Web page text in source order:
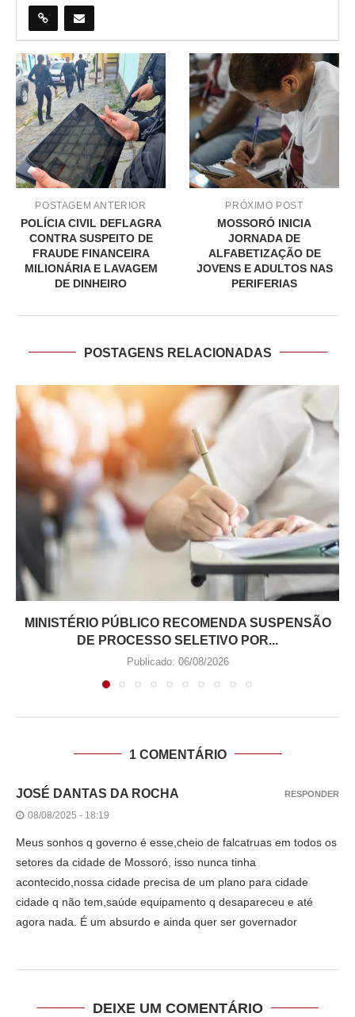
POSTAGEM ANTERIOR
POLÍCIA CIVIL DEFLAGRA
CONTRA SUSPEITO DE
FRAUDE FINANCEIRA
MILIONÁRIA E LAVAGEM
DE DINHEIRO
PRÓXIMO POST
MOSSORÓ INICIA
JORNADA DE
ALFABETIZAÇÃO DE
JOVENS E ADULTOS NAS
PERIFERIAS
POSTAGENS RELACIONADAS
MINISTÉRIO PÚBLICO RECOMENDA SUSPENSÃO
DE PROCESSO SELETIVO POR...
Publicado: 06/08/2026
1 COMENTÁRIO
JOSÉ DANTAS DA ROCHA
08/08/2025 - 18:19
Meus sonhos q governo é esse,cheio de falcatruas em todos os
setores da cidade de Mossoró, isso nunca tinha
acontecido,nossa cidade precisa de um plano para cidade
cidade q não tem,saúde equipamento q desapareceu e até
agora nada. É um absurdo e ainda quer ser governador
RESPONDER
DEIXE UM COMENTÁRIO